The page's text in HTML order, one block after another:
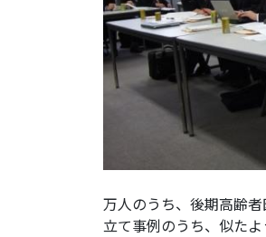
万人のうち、後期高齢
立て事例のうち、似た